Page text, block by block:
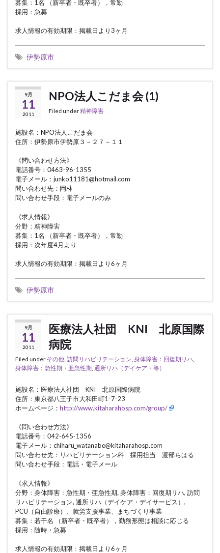
募集：1名 （新卒者・既卒者），常勤
採用：急募
求人情報の有効期限：掲載日より3ヶ月
伊勢原市
9月
11
2011
NPO法人こだま会 (1)
Filed under精神障害
施設名：NPO法人こだま会
住所：伊勢原市伊勢原３－２７－１１
《問い合わせ方法》
電話番号：0463-96-1355
電子メール：junko11181@hotmail.com
問い合わせ先：岡林
問い合わせ手段：電子メールのみ
《求人情報》
分野：精神障害
募集：1名 （新卒者・既卒者），常勤
採用：次年度4月より
求人情報の有効期限：掲載日より6ヶ月
伊勢原市
9月
11
2011
医療法人社団 KNI 北原国際
病院
Filed under その他, 訪問リハビリテーション, 身体障害：回復期リハ,
身体障害：急性期・亜急性期, 通所リハ（デイケア・等）
施設名：医療法人社団 KNI 北原国際病院
住所：東京都八王子市大和田町1-7-23
ホームページ： http://www.kitaharahosp.com/group/
《問い合わせ方法》
電話番号：042-645-1356
電子メール：chiharu_watanabe@kitaharahosp.com
問い合わせ先：リハビリテーション科 採用担当 渡部ちはる
問い合わせ手段：電話・電子メール
《求人情報》
分野：身体障害：急性期・亜急性期, 身体障害：回復期リハ, 訪問
リハビリテーション, 通所リハ（デイケア・デイサービス）,
PCU（自由診療）、就労支援事業、まちづくり事業
募集：若干名 （新卒者・既卒者），勤務形態は相談に応じる
採用：随時・急募
求人情報の有効期限：掲載日より6ヶ月